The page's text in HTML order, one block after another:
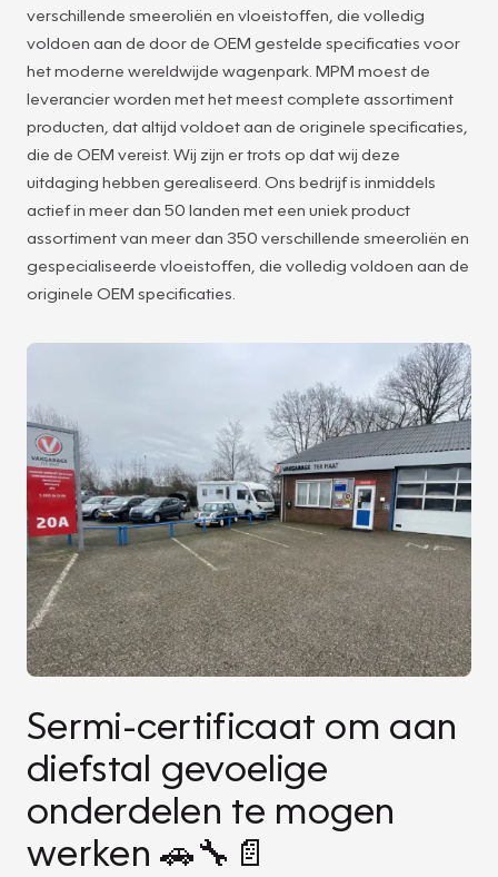
verschillende smeeroliën en vloeistoffen, die volledig
voldoen aan de door de OEM gestelde specificaties voor
het moderne wereldwijde wagenpark. MPM moest de
leverancier worden met het meest complete assortiment
producten, dat altijd voldoet aan de originele specificaties,
die de OEM vereist. Wij zijn er trots op dat wij deze
uitdaging hebben gerealiseerd. Ons bedrijf is inmiddels
actief in meer dan 50 landen met een uniek product
assortiment van meer dan 350 verschillende smeeroliën en
gespecialiseerde vloeistoffen, die volledig voldoen aan de
originele OEM specificaties.
Sermi-certificaat om aan
diefstal gevoelige
onderdelen te mogen
werken 🚗🔧📄